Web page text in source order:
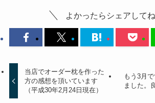
よかったらシェアしてね
当店でオーダー枕を作った
方の感想を頂いています
（平成30年2月24日現在）
もう3月
ました。